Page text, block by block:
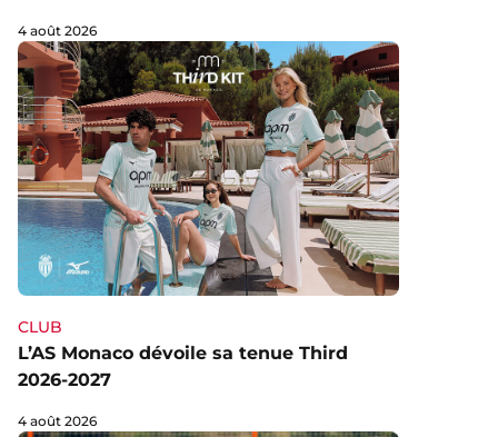
4 août 2026
CLUB
L’AS Monaco dévoile sa tenue Third
2026-2027
4 août 2026